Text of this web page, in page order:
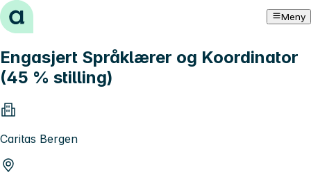
Hopp til innhold Meny
Engasjert Språklærer og Koordinator
(45 % stilling)
Caritas Bergen